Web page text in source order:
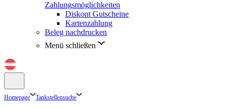
Zahlungsmöglichkeiten
Diskont Gutscheine
Kartenzahlung
Beleg nachdrucken
Menü schließen
Homepage Tankstellensuche